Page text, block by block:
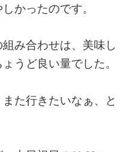
かったのです。
み合わせは、美味し
うど良い量でした。
た行きたいなぁ、と